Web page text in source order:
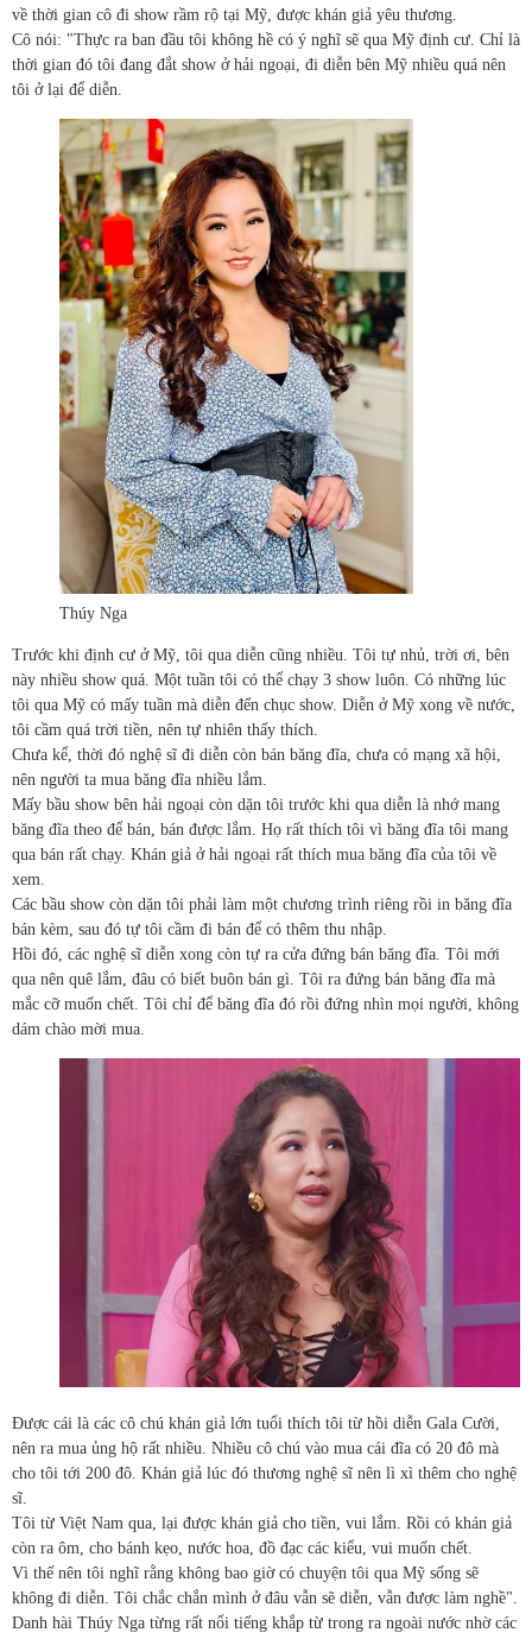
về thời gian cô đi show rầm rộ tại Mỹ, được khán giả yêu thương.
Cô nói: "Thực ra ban đầu tôi không hề có ý nghĩ sẽ qua Mỹ định cư. Chỉ là
thời gian đó tôi đang đắt show ở hải ngoại, đi diễn bên Mỹ nhiều quá nên
tôi ở lại để diễn.
Thúy Nga
Trước khi định cư ở Mỹ, tôi qua diễn cũng nhiều. Tôi tự nhủ, trời ơi, bên
này nhiều show quá. Một tuần tôi có thể chạy 3 show luôn. Có những lúc
tôi qua Mỹ có mấy tuần mà diễn đến chục show. Diễn ở Mỹ xong về nước,
tôi cầm quá trời tiền, nên tự nhiên thấy thích.
Chưa kể, thời đó nghệ sĩ đi diễn còn bán băng đĩa, chưa có mạng xã hội,
nên người ta mua băng đĩa nhiều lắm.
Mấy bầu show bên hải ngoại còn dặn tôi trước khi qua diễn là nhớ mang
băng đĩa theo để bán, bán được lắm. Họ rất thích tôi vì băng đĩa tôi mang
qua bán rất chạy. Khán giả ở hải ngoại rất thích mua băng đĩa của tôi về
xem.
Các bầu show còn dặn tôi phải làm một chương trình riêng rồi in băng đĩa
bán kèm, sau đó tự tôi cầm đi bán để có thêm thu nhập.
Hồi đó, các nghệ sĩ diễn xong còn tự ra cửa đứng bán băng đĩa. Tôi mới
qua nên quê lắm, đâu có biết buôn bán gì. Tôi ra đứng bán băng đĩa mà
mắc cỡ muốn chết. Tôi chỉ để băng đĩa đó rồi đứng nhìn mọi người, không
dám chào mời mua.
Được cái là các cô chú khán giả lớn tuổi thích tôi từ hồi diễn Gala Cười,
nên ra mua ủng hộ rất nhiều. Nhiều cô chú vào mua cái đĩa có 20 đô mà
cho tôi tới 200 đô. Khán giả lúc đó thương nghệ sĩ nên lì xì thêm cho nghệ
sĩ.
Tôi từ Việt Nam qua, lại được khán giả cho tiền, vui lắm. Rồi có khán giả
còn ra ôm, cho bánh kẹo, nước hoa, đồ đạc các kiểu, vui muốn chết.
Vì thế nên tôi nghĩ rằng không bao giờ có chuyện tôi qua Mỹ sống sẽ
không đi diễn. Tôi chắc chắn mình ở đâu vẫn sẽ diễn, vẫn được làm nghề".
Danh hài Thúy Nga từng rất nổi tiếng khắp từ trong ra ngoài nước nhờ các